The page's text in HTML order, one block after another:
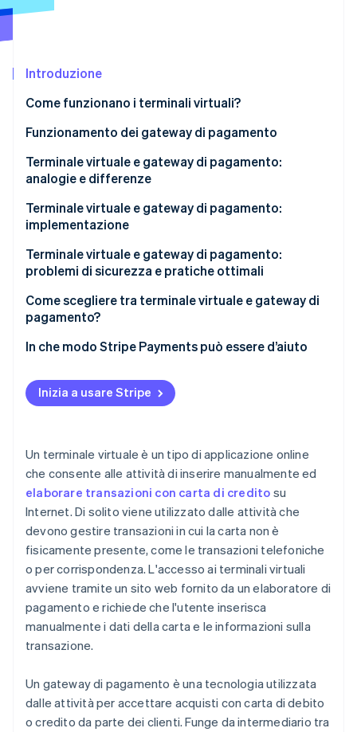
Scopri cosa ti aspetta
Atlas
Climate
Rimozione del carbonio
Verifica online dell'identità
Stripe Sessions 2026
Scopri come Stripe sta costruendo l'infrastruttura
Introduzione
Come funzionano i terminali virtuali?
Funzionamento dei gateway di pagamento
Terminale virtuale e gateway di pagamento:
analogie e differenze
Somiglianze
Differenze
Terminale virtuale e gateway di pagamento:
implementazione
Implementazione di terminali virtuali
Implementazione di gateway di pagamento
Terminale virtuale e gateway di pagamento:
problemi di sicurezza e pratiche ottimali
Problemi di sicurezza dei terminali virtuali
Pratiche ottimali per i terminali virtuali
Problemi di sicurezza dei gateway di pagamento
Pratiche ottimali per i gateway di pagamento
Come scegliere tra terminale virtuale e gateway di
pagamento?
Quando ha senso utilizzare un terminale virtuale
Quando ha senso utilizzare un gateway di
pagamento
In che modo Stripe Payments può essere d’aiuto
Inizia a usare Stripe
Un terminale virtuale è un tipo di applicazione online
che consente alle attività di inserire manualmente ed
elaborare transazioni con carta di credito su
Internet. Di solito viene utilizzato dalle attività che
devono gestire transazioni in cui la carta non è
fisicamente presente, come le transazioni telefoniche
o per corrispondenza. L'accesso ai terminali virtuali
avviene tramite un sito web fornito da un elaboratore di
pagamento e richiede che l'utente inserisca
manualmente i dati della carta e le informazioni sulla
transazione.
Un gateway di pagamento è una tecnologia utilizzata
dalle attività per accettare acquisti con carta di debito
o credito da parte dei clienti. Funge da intermediario tra